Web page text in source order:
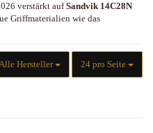
verstärkt aufSandvik 14C28N
Griffmaterialien wie das
Hersteller 24 pro Seite
pro Seite